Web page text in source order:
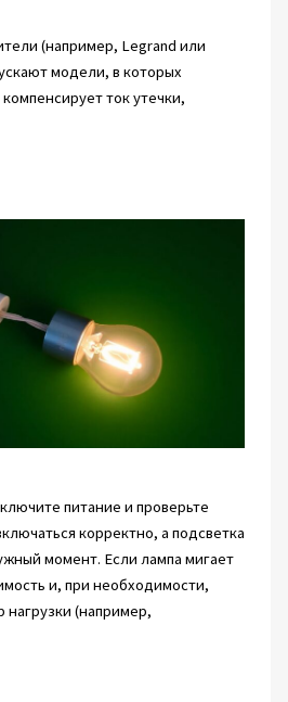
(например, Legrand или
модели, в которых
ток утечки,
питание и проверьте
корректно, а подсветка
момент. Если лампа мигает
и, при необходимости,
нагрузки (например,